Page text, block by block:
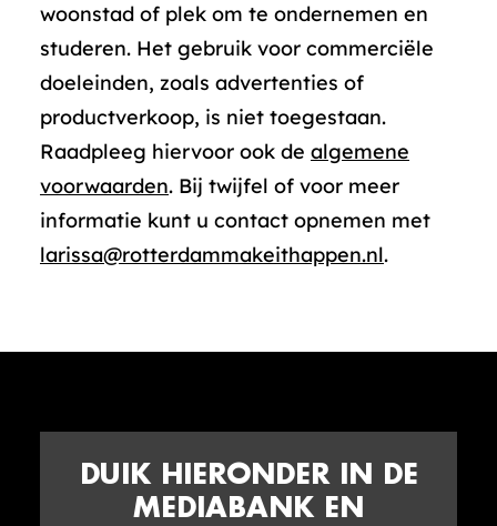
woonstad of plek om te ondernemen en
studeren. Het gebruik voor commerciële
doeleinden, zoals advertenties of
productverkoop, is niet toegestaan.
Raadpleeg hiervoor ook de algemene
voorwaarden. Bij twijfel of voor meer
informatie kunt u contact opnemen met
larissa@rotterdammakeithappen.nl.
DUIK HIERONDER IN DE
MEDIABANK EN